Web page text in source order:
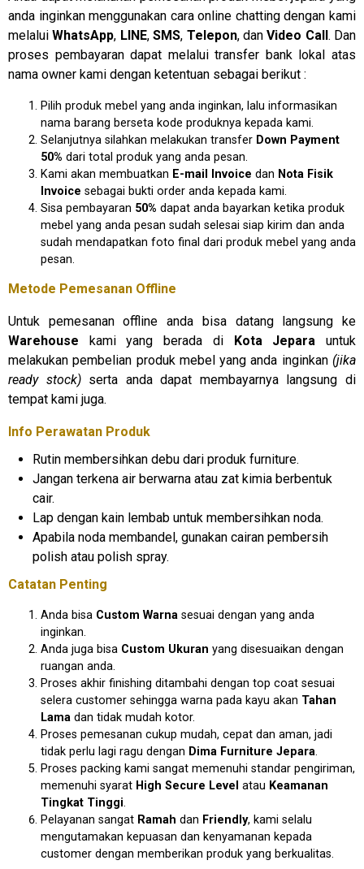
anda inginkan menggunakan cara online chatting dengan kami
melaluiWhatsApp, LINE,SMS, Telepon, danVideo Call. Dan
proses pembayaran dapat melalui transfer bank lokal atas
nama owner kami dengan ketentuan sebagai berikut :
Pilih produk mebel yang anda inginkan, lalu informasikan
nama barang berseta kode produknya kepada kami.
Selanjutnya silahkan melakukan transfer Down Payment
50% dari total produk yang anda pesan.
Kami akan membuatkan E-mail Invoice dan Nota Fisik
Invoice sebagai bukti order anda kepada kami.
Sisa pembayaran 50% dapat anda bayarkan ketika produk
mebel yang anda pesan sudah selesai siap kirim dan anda
sudah mendapatkan foto final dari produk mebel yang anda
pesan.
Metode Pemesanan Offline
Untuk pemesanan offline anda bisa datang langsung ke
Warehouse kami yang berada di Kota Jepara untuk
melakukan pembelian produk mebel yang anda inginkan (jika
ready stock)serta anda dapat membayarnya langsung di
tempat kami juga.
Info Perawatan Produk
Rutin membersihkan debu dari produk furniture.
Jangan terkena air berwarna atau zat kimia berbentuk
cair.
Lap dengan kain lembab untuk membersihkan noda.
Apabila noda membandel, gunakan cairan pembersih
polish atau polish spray.
Catatan Penting
Anda bisa Custom Warna sesuai dengan yang anda
inginkan.
Anda juga bisa Custom Ukuran yang disesuaikan dengan
ruangan anda.
Proses akhir finishing ditambahi dengan top coat sesuai
selera customer sehingga warna pada kayu akan Tahan
Lama dan tidak mudah kotor.
Proses pemesanan cukup mudah, cepat dan aman, jadi
tidak perlu lagi ragu dengan Dima Furniture Jepara.
Proses packing kami sangat memenuhi standar pengiriman,
memenuhi syarat High Secure Level atau Keamanan
Tingkat Tinggi.
Pelayanan sangat Ramah dan Friendly, kami selalu
mengutamakan kepuasan dan kenyamanan kepada
customer dengan memberikan produk yang berkualitas.